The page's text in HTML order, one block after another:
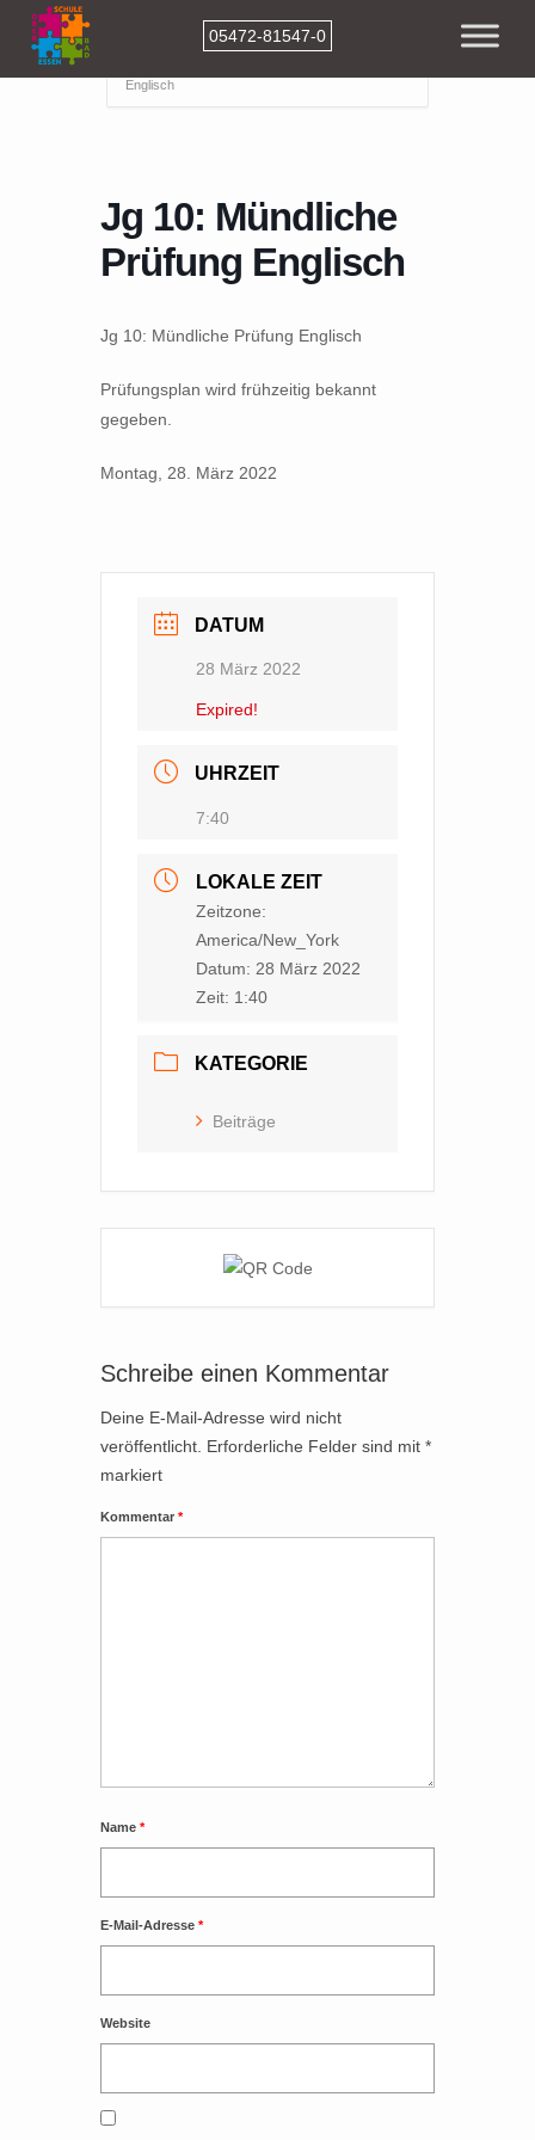
05472-81547-0
Events
Jg 10: Mündliche Prüfung
Englisch
Jg 10: Mündliche
Prüfung Englisch
Jg 10: Mündliche Prüfung Englisch
Prüfungsplan wird frühzeitig bekannt
gegeben.
Montag, 28. März 2022
DATUM
28 März 2022
Expired!
UHRZEIT
7:40
LOKALE ZEIT
Zeitzone:
America/New_York
Datum: 28 März 2022
Zeit: 1:40
KATEGORIE
Beiträge
Schreibe einen Kommentar
Deine E-Mail-Adresse wird nicht
veröffentlicht. Erforderliche Felder sind mit *
markiert
Kommentar *
Name *
E-Mail-Adresse *
Website